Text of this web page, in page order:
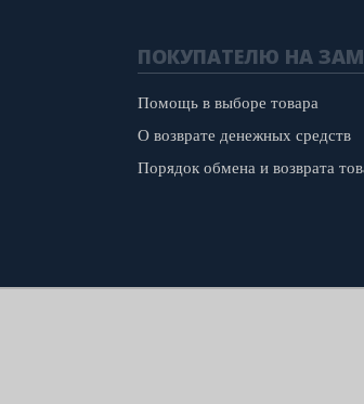
ПОКУПАТЕЛЮ НА
Помощь в выборе товара
О возврате денежных средств
Порядок обмена и возврата